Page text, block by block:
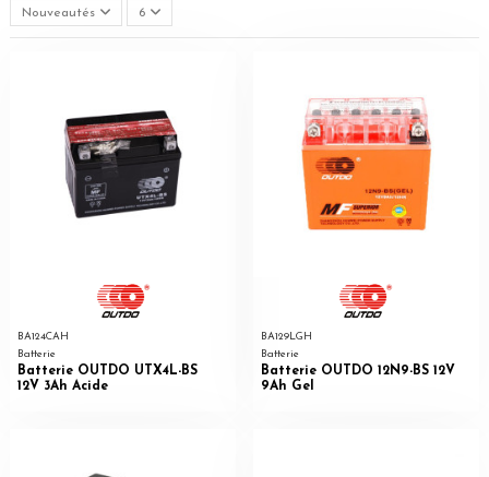
Nouveautés 6
BA124CAH
Batterie
Batterie OUTDO UTX4L-BS
12V 3Ah Acide
BA129LGH
Batterie
Batterie OUTDO 12N9-BS 12V
9Ah Gel